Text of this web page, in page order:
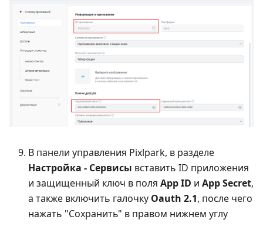
В панели управления Pixlpark, в разделе
Настройка - Сервисы вставить ID приложения
и защищенный ключ в поля App ID и App Secret,
а также включить галочку Oauth 2.1, после чего
нажать "Сохранить" в правом нижнем углу